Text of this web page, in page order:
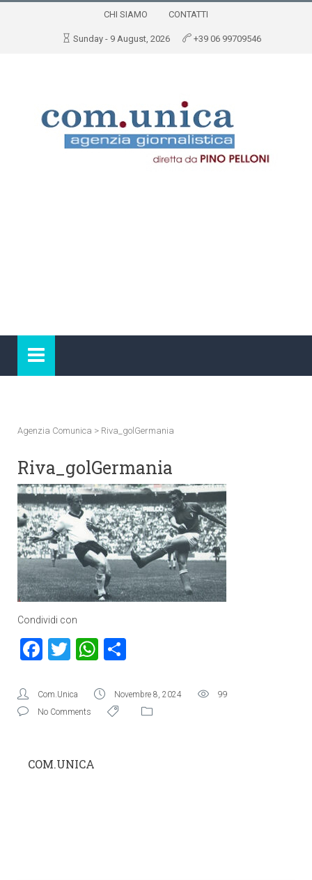
CHI SIAMO CONTATTI
Sunday - 9 August, 2026 +39 06 99709546
Agenzia Comunica > Riva_golGermania
Riva_golGermania
Condividi con
Facebook
TwitterWhatsApp
Com.Unica Novembre 8, 2024
99
No Comments
COM.UNICA